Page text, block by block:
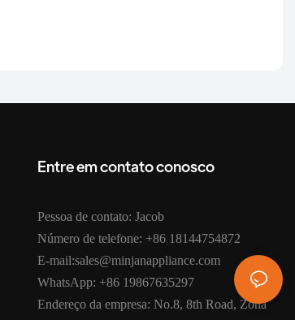
Entre em contato conosco
Pessoa de contato: Jacob
Número de telefone: +86 18144754872
E-mail:sales@minjanappliance.com
WhatsApp: +86 19867635297
Endereço da empresa: No.8, 8th Road, Zona